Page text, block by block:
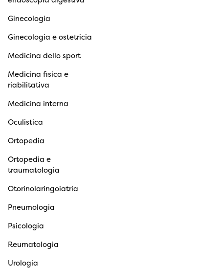
Ginecologia
Ginecologia e ostetricia
Medicina dello sport
Medicina fisica e
riabilitativa
Medicina interna
Oculistica
Ortopedia
Ortopedia e
traumatologia
Otorinolaringoiatria
Pneumologia
Psicologia
Reumatologia
Urologia